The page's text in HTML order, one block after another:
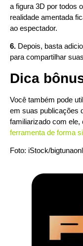
a figura 3D por todos
realidade amentada
ao espectador.
6. Depois, basta
para compartilhar
Dica
Você também pode
em suas publicações
familiarizado com ele,
ferramenta de forma
Foto: iStock/